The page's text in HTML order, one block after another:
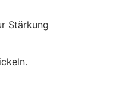
Stärkung